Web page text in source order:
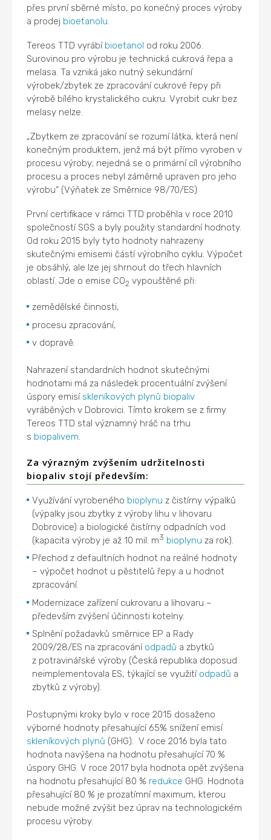
přes první sběrné místo, po konečný proces výroby
a prodej bioetanolu.
Tereos TTD vyrábí bioetanol od roku 2006.
Surovinou pro výrobu je technická cukrová řepa a
melasa. Ta vzniká jako nutný sekundární
výrobek/zbytek ze zpracování cukrové řepy při
výrobě bílého krystalického cukru. Vyrobit cukr bez
melasy nelze.
„Zbytkem ze zpracování se rozumí látka, která není
konečným produktem, jenž má být přímo vyroben v
procesu výroby; nejedná se o primární cíl výrobního
procesu a proces nebyl záměrně upraven pro jeho
výrobu“ (Výňatek ze Směrnice 98/70/ES)
První certifikace v rámci TTD proběhla v roce 2010
společností SGS a byly použity standardní hodnoty.
Od roku 2015 byly tyto hodnoty nahrazeny
skutečnými emisemi částí výrobního cyklu. Výpočet
je obsáhlý, ale lze jej shrnout do třech hlavních
oblastí. Jde o emise CO2 vypouštěné při:
zemědělské činnosti,
procesu zpracování,
v dopravě.
Nahrazení standardních hodnot skutečnými
hodnotami má za následek procentuální zvýšení
úspory emisí skleníkových plynů biopaliv
vyráběných v Dobrovici. Tímto krokem se z firmy
Tereos TTD stal významný hráč na trhu
s biopalivem.
Za výrazným zvýšením udržitelnosti
biopaliv stojí především:
Využívání vyrobeného bioplynu z čistírny výpalků
(výpalky jsou zbytky z výroby lihu v lihovaru
Dobrovice) a biologické čistírny odpadních vod
(kapacita výroby je až 10 mil. m3 bioplynu za rok).
Přechod z defaultních hodnot na reálné hodnoty
– výpočet hodnot u pěstitelů řepy a u hodnot
zpracování.
Modernizace zařízení cukrovaru a lihovaru –
především zvýšení účinnosti kotelny.
Splnění požadavků směrnice EP a Rady
2009/28/ES na zpracování odpadů a zbytků
z potravinářské výroby (Česká republika doposud
neimplementovala ES, týkající se využití odpadů a
zbytků z výroby).
Postupnými kroky bylo v roce 2015 dosaženo
výborné hodnoty přesahující 65% snížení emisí
skleníkových plynů (GHG). V roce 2016 byla tato
hodnota navýšena na hodnotu přesahující 70 %
úspory GHG. V roce 2017 byla hodnota opět zvýšena
na hodnotu přesahující 80 % redukce GHG. Hodnota
přesahující 80 % je prozatímní maximum, kterou
nebude možné zvýšit bez úprav na technologickém
procesu výroby.